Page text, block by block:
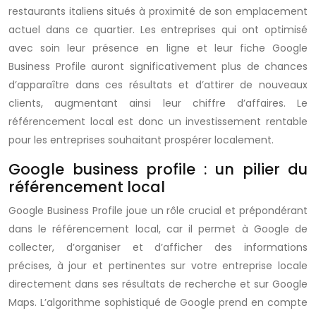
restaurants italiens situés à proximité de son emplacement
actuel dans ce quartier. Les entreprises qui ont optimisé
avec soin leur présence en ligne et leur fiche Google
Business Profile auront significativement plus de chances
d’apparaître dans ces résultats et d’attirer de nouveaux
clients, augmentant ainsi leur chiffre d’affaires. Le
référencement local est donc un investissement rentable
pour les entreprises souhaitant prospérer localement.
Google business profile : un pilier du
référencement local
Google Business Profile joue un rôle crucial et prépondérant
dans le référencement local, car il permet à Google de
collecter, d’organiser et d’afficher des informations
précises, à jour et pertinentes sur votre entreprise locale
directement dans ses résultats de recherche et sur Google
Maps. L’algorithme sophistiqué de Google prend en compte